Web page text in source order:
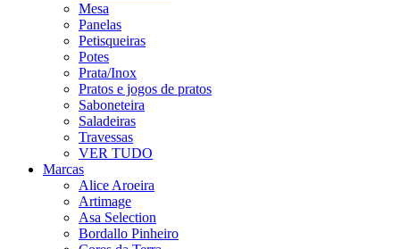
Mesa
Panelas
Petisqueiras
Potes
Prata/Inox
Pratos e jogos de pratos
Saboneteira
Saladeiras
Travessas
VER TUDO
Marcas
Alice Aroeira
Artimage
Asa Selection
Bordallo Pinheiro